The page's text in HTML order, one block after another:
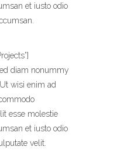
et iusto odio
diam nonummy
wisi enim ad
esse molestie
et iusto odio
velit.